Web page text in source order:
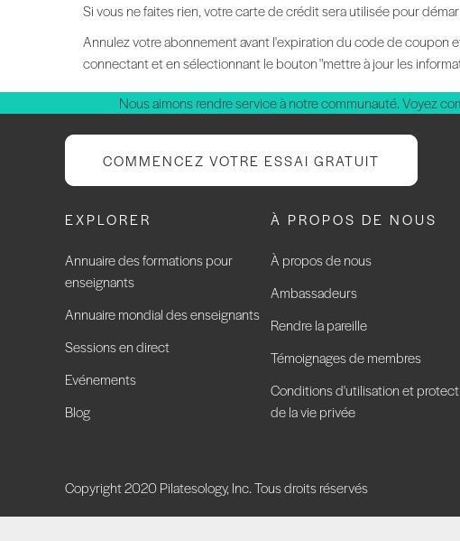
Si vous ne faites rien, votre carte de crédit sera utilisée pour
Annulez votre abonnement avant l'expiration du code de coupon
connectant et en sélectionnant le bouton "mettre à jour les
Nous aimons rendre service à notre communauté. Voyez
COMMENCEZ VOTRE ESSAI GRATUIT
EXPLORER
Annuaire des formations pour
enseignants
Annuaire mondial des enseignants
Sessions en direct
Evénements
Blog
À PROPOS DE NOUS
À propos de nous
Ambassadeurs
Rendre la pareille
Témoignages de membres
Conditions d'utilisation et
de la vie privée
Copyright 2020 Pilatesology, Inc. Tous droits réservés